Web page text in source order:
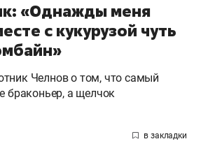
«Однажды меня
с кукурузой чуть
Челнов о том, что самый
браконьер, а щелчок